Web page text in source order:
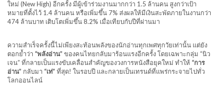
ใหม่ (New High) อีกครั้ง มีผู้เข้าร่วมงานมากกว่า 1.5 ล้านคน สูงกว่าเป้า
หมายที่ตั้งไว้ 1.4 ล้านคน หรือเพิ่มขึ้น 7% ส่งผลให้มีเงินสะพัดภายในงานกว่า
474 ล้านบาท เติบโตเพิ่มขึ้น 8.2% เมื่อเทียบกับปีที่ผ่านมา
ความสำเร็จครั้งนี้ไม่เพียงสะท้อนพลังของนักอ่านทุกเพศทุกวัยเท่านั้น แต่ยัง
ตอกย้ำว่า “พลังอ่าน” ของคนไทยกลับมาร้อนแรงอีกครั้ง โดยเฉพาะกลุ่ม “นิว
เจน” ที่กลายเป็นแรงขับเคลื่อนสำคัญของวงการหนังสือยุคใหม่ ทำให้ “การ
อ่าน” กลับมา “เท่” ที่สุด! ในรอบปี และกลายเป็นเทรนด์ที่แพร่กระจายไปทั่ว
โลกออนไลน์